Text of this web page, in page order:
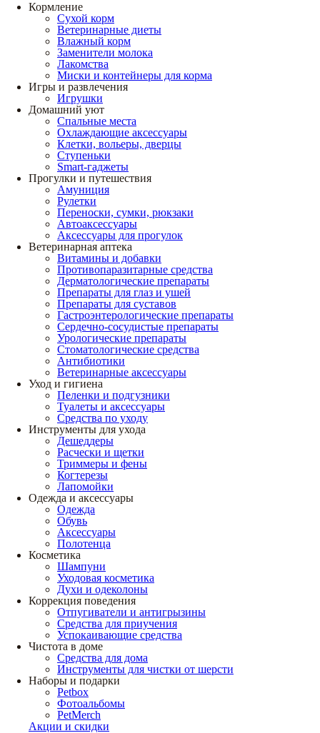
Кормление
Сухой корм
Ветеринарные диеты
Влажный корм
Заменители молока
Лакомства
Миски и контейнеры для корма
Игры и развлечения
Игрушки
Домашний уют
Спальные места
Охлаждающие аксессуары
Клетки, вольеры, дверцы
Ступеньки
Smart-гаджеты
Прогулки и путешествия
Амуниция
Рулетки
Переноски, сумки, рюкзаки
Автоаксессуары
Аксессуары для прогулок
Ветеринарная аптека
Витамины и добавки
Противопаразитарные средства
Дерматологические препараты
Препараты для глаз и ушей
Препараты для суставов
Гастроэнтерологические препараты
Сердечно-сосудистые препараты
Урологические препараты
Стоматологические средства
Антибиотики
Ветеринарные аксессуары
Уход и гигиена
Пеленки и подгузники
Туалеты и аксессуары
Средства по уходу
Инструменты для ухода
Дешеддеры
Расчески и щетки
Триммеры и фены
Когтерезы
Лапомойки
Одежда и аксессуары
Одежда
Обувь
Аксессуары
Полотенца
Косметика
Шампуни
Уходовая косметика
Духи и одеколоны
Коррекция поведения
Отпугиватели и антигрызины
Средства для приучения
Успокаивающие средства
Чистота в доме
Средства для дома
Инструменты для чистки от шерсти
Наборы и подарки
Petbox
Фотоальбомы
PetMerch
Акции и скидки